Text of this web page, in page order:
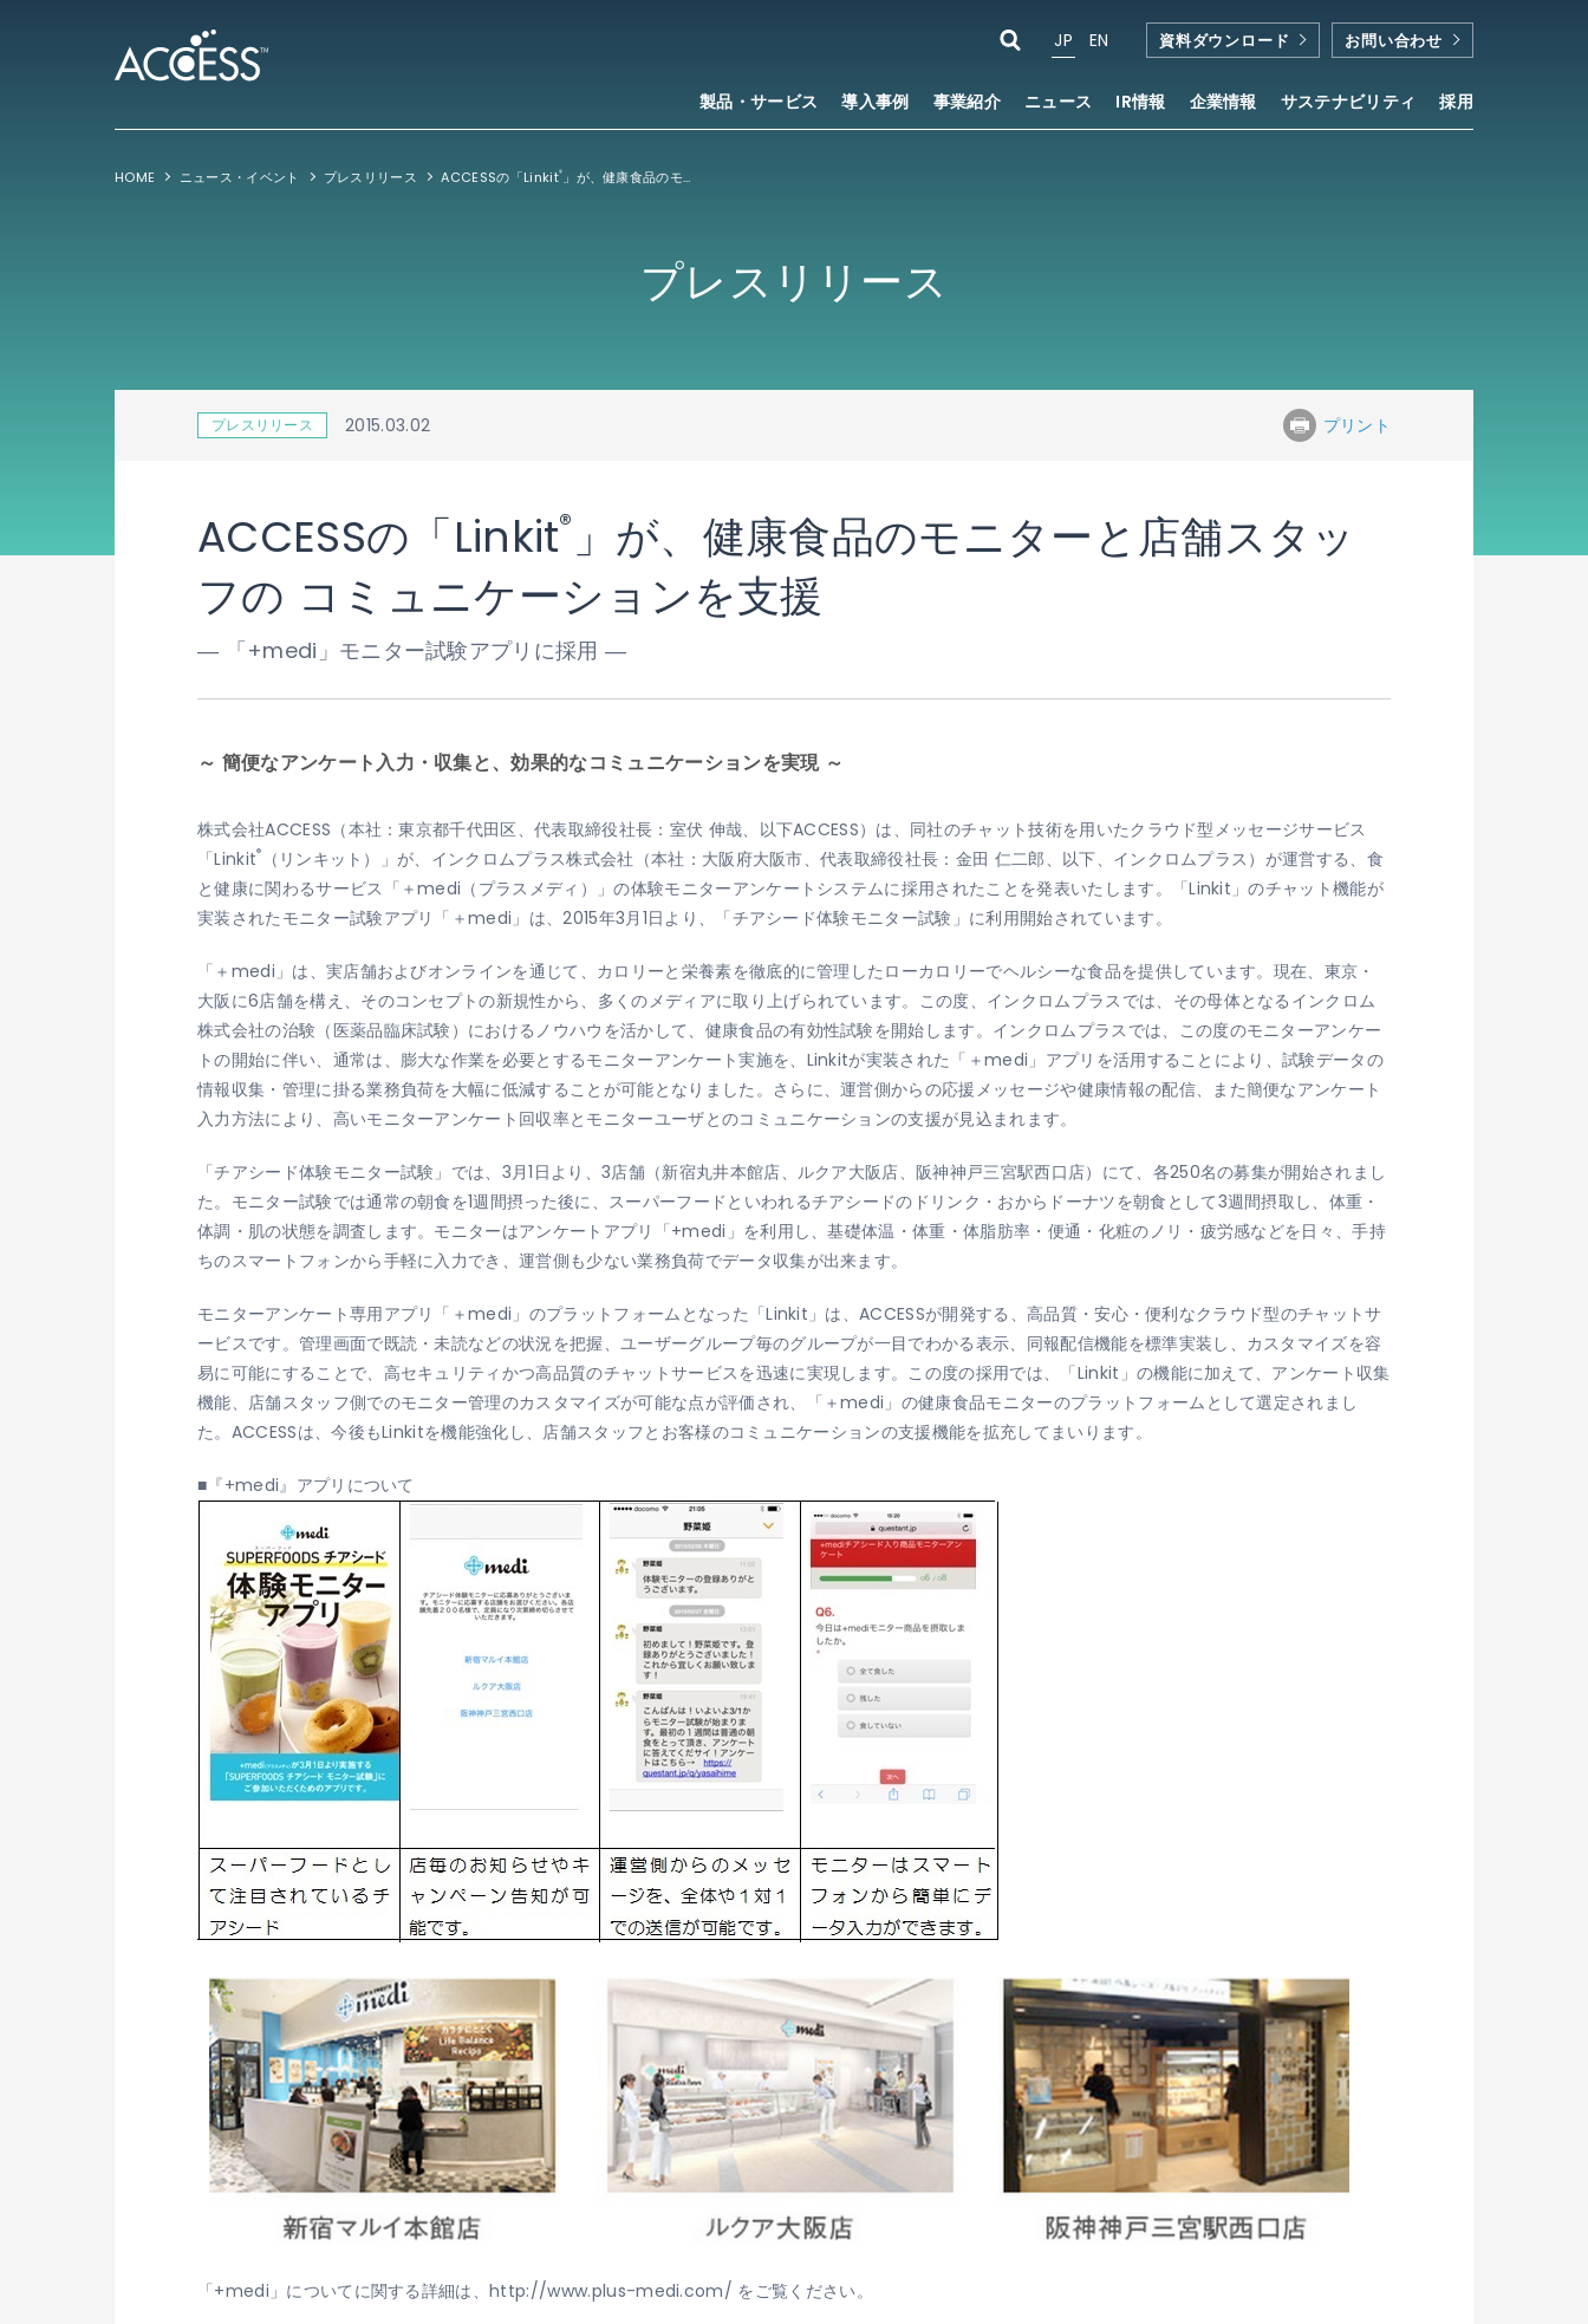
製品・サービス 導入事例 事業紹介 ニュース IR情報 企業情報 サステナビリティ 採用
JP EN 資料ダウンロード お問い合わせ
HOME ニュース・イベント プレスリリース ACCESSの「Linkit® 」が、健康食品のモニターと店舗スタッフの コミュニケーションを支援
プレスリリース
プレスリリース 2015.03.02 プリント
ACCESSの「Linkit® 」が、健康食品のモニターと店舗スタッ
フの コミュニケーションを支援
― 「+medi」モニター試験アプリに採用 ―
～ 簡便なアンケート入力・収集と、効果的なコミュニケーションを実現 ～
株式会社ACCESS（本社：東京都千代田区、代表取締役社長：室伏 伸哉、以下ACCESS）は、同社のチャット技術を用いたクラウド型メッセージサービス
「Linkit®
（リンキット）」が、インクロムプラス株式会社（本社：大阪府大阪市、代表取締役社長：金田 仁二郎、以下、インクロムプラス）が運営する、食
と健康に関わるサービス「＋medi（プラスメディ）」の体験モニターアンケートシステムに採用されたことを発表いたします。「Linkit」のチャット機能が
実装されたモニター試験アプリ「＋medi」は、2015年3月1日より、「チアシード体験モニター試験」に利用開始されています。
「＋medi」は、実店舗およびオンラインを通じて、カロリーと栄養素を徹底的に管理したローカロリーでヘルシーな食品を提供しています。現在、東京・
大阪に6店舗を構え、そのコンセプトの新規性から、多くのメディアに取り上げられています。この度、インクロムプラスでは、その母体となるインクロム
株式会社の治験（医薬品臨床試験）におけるノウハウを活かして、健康食品の有効性試験を開始します。インクロムプラスでは、この度のモニターアンケー
トの開始に伴い、通常は、膨大な作業を必要とするモニターアンケート実施を、Linkitが実装された「＋medi」アプリを活用することにより、試験データの
情報収集・管理に掛る業務負荷を大幅に低減することが可能となりました。さらに、運営側からの応援メッセージや健康情報の配信、また簡便なアンケート
入力方法により、高いモニターアンケート回収率とモニターユーザとのコミュニケーションの支援が見込まれます。
「チアシード体験モニター試験」では、3月1日より、3店舗（新宿丸井本館店、ルクア大阪店、阪神神戸三宮駅西口店）にて、各250名の募集が開始されまし
た。モニター試験では通常の朝食を1週間摂った後に、スーパーフードといわれるチアシードのドリンク・おからドーナツを朝食として3週間摂取し、体重・
体調・肌の状態を調査します。モニターはアンケートアプリ「+medi」を利用し、基礎体温・体重・体脂肪率・便通・化粧のノリ・疲労感などを日々、手持
ちのスマートフォンから手軽に入力でき、運営側も少ない業務負荷でデータ収集が出来ます。
モニターアンケート専用アプリ「＋medi」のプラットフォームとなった「Linkit」は、ACCESSが開発する、高品質・安心・便利なクラウド型のチャットサ
ービスです。管理画面で既読・未読などの状況を把握、ユーザーグループ毎のグループが一目でわかる表示、同報配信機能を標準実装し、カスタマイズを容
易に可能にすることで、高セキュリティかつ高品質のチャットサービスを迅速に実現します。この度の採用では、「Linkit」の機能に加えて、アンケート収集
機能、店舗スタッフ側でのモニター管理のカスタマイズが可能な点が評価され、「＋medi」の健康食品モニターのプラットフォームとして選定されまし
た。ACCESSは、今後もLinkitを機能強化し、店舗スタッフとお客様のコミュニケーションの支援機能を拡充してまいります。
■『+medi』アプリについて
「+medi」についてに関する詳細は、http://www.plus-medi.com/ をご覧ください。